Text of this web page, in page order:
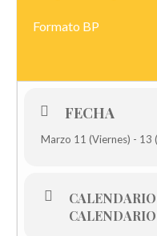
Formato BP
FECHA
Marzo 11 (Viernes) - 13
CALENDARIO